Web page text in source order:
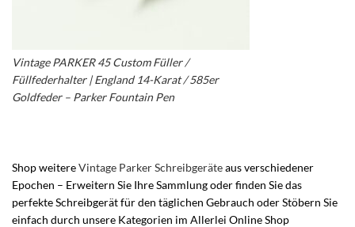
Vintage PARKER 45 Custom Füller /
Füllfederhalter | England 14-Karat / 585er
Goldfeder – Parker Fountain Pen
Shop weitereVintage Parker Schreibgeräteaus verschiedener
Epochen – Erweitern Sie Ihre Sammlung oder finden Sie das
perfekte Schreibgerät für den täglichen Gebrauch oder Stöbern Sie
einfach durch unsere Kategorien im Allerlei Online Shop